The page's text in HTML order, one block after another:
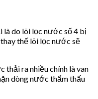
là do lõi lọc nước số 4 bị
thế lõi lọc nước sẽ
thải ra nhiều chính là van
dòng nước thẩm thấu